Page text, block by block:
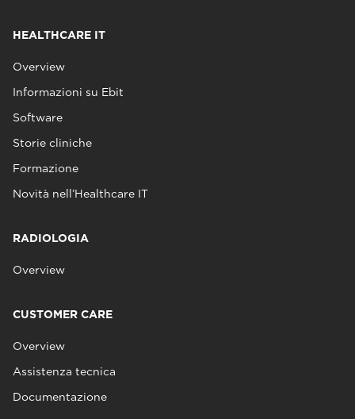
HEALTHCARE IT
Overview
Informazioni su Ebit
Software
Storie cliniche
Formazione
Novità nell’Healthcare IT
RADIOLOGIA
Overview
CUSTOMER CARE
Overview
Assistenza tecnica
Documentazione